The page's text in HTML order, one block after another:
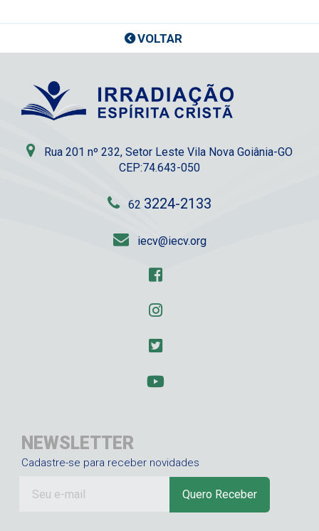
VOLTAR
Rua 201 nº 232, Setor Leste Vila Nova Goiânia-GO
CEP:74.643-050
62 3224-2133
iecv@iecv.org
NEWSLETTER
Cadastre-se para receber novidades